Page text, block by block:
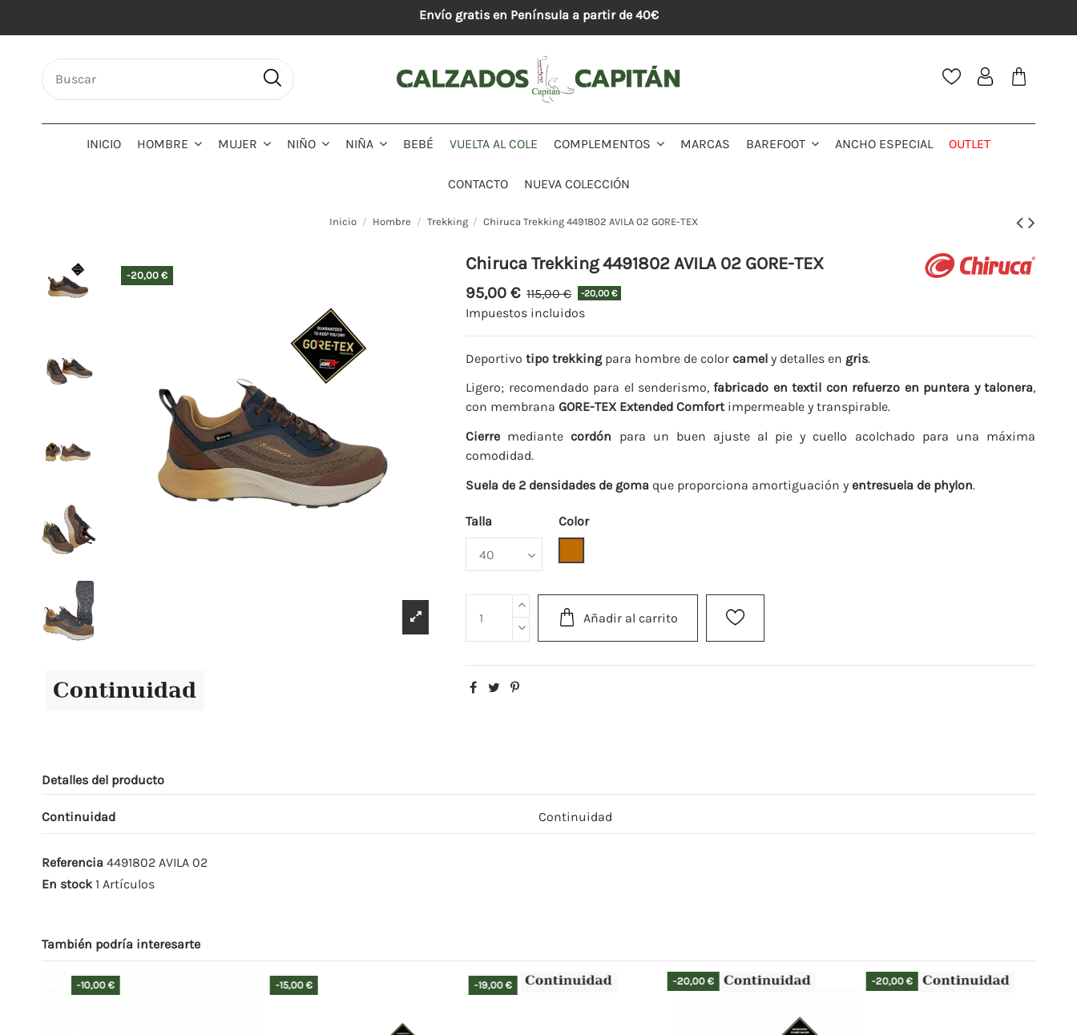
Envío gratis en Península a partir de 40€
INICIO HOMBRE MUJER NIÑO NIÑA BEBÉ VUELTA AL COLE COMPLEMENTOS MARCAS BAREFOOT ANCHO ESPECIAL OUTLET
CONTACTO NUEVA COLECCIÓN
Inicio Hombre Trekking Chiruca Trekking 4491802 AVILA 02 GORE-TEX
-20,00 €
Chiruca Trekking 4491802 AVILA 02 GORE-TEX
95,00 € 115,00 € -20,00 €
Impuestos incluidos
Deportivo tipo trekkingpara hombre de colorcamel y detalles en gris.
Ligero; recomendado para el senderismo,fabricado en textil con refuerzo en puntera y talonera,
con membranaGORE-TEX Extended Comfortimpermeable y transpirable.
Cierre mediante cordón para un buen ajuste al pie y cuello acolchado para una máxima
comodidad.
Suela de 2 densidades de goma que proporciona amortiguación yentresuela de phylon.
Talla
Color
Añadir al carrito
Detalles del producto
Continuidad Continuidad
Referencia 4491802 AVILA 02
En stock 1 Artículos
También podría interesarte
-10,00 € -15,00 € -19,00 € -20,00 € -20,00 €